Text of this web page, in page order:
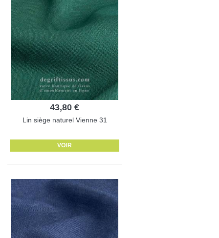
43,80 €
Lin siège naturel Vienne 31
VOIR